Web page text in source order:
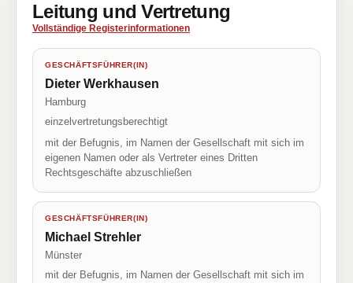
Leitung und Vertretung
Vollständige Registerinformationen
GESCHÄFTSFÜHRER(IN)
Dieter Werkhausen
Hamburg
einzelvertretungsberechtigt
mit der Befugnis, im Namen der Gesellschaft mit sich im
eigenen Namen oder als Vertreter eines Dritten
Rechtsgeschäfte abzuschließen
GESCHÄFTSFÜHRER(IN)
Michael Strehler
Münster
mit der Befugnis, im Namen der Gesellschaft mit sich im